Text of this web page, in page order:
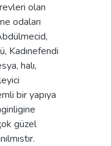
olan
odaları
Kadınefendi
halı,
bir yapıya
güzel